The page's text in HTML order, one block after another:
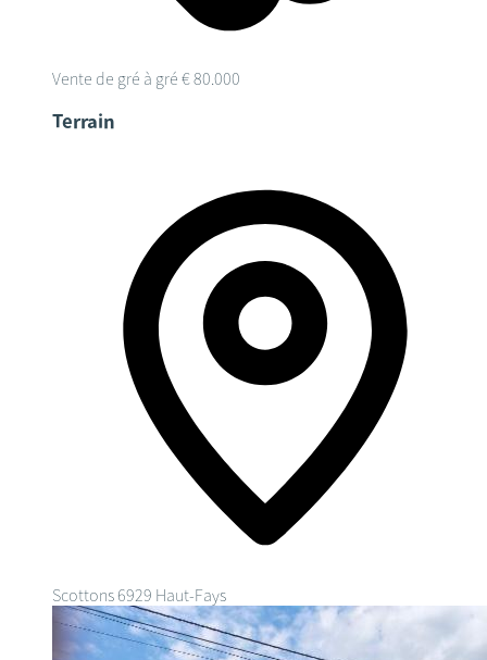
Vente de gré à gré € 80.000
Terrain
Scottons 6929 Haut-Fays